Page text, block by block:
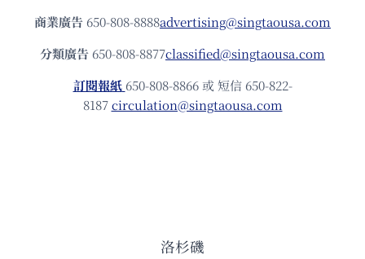
商業廣告 650-808-8888advertising@singtaousa.com
分類廣告 650-808-8877classified@singtaousa.com
訂閱報紙 650-808-8866 或 短信 650-822-
8187circulation@singtaousa.com
洛杉磯